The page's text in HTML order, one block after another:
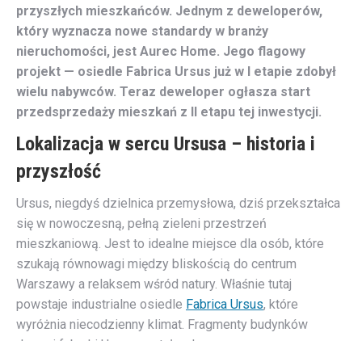
przyszłych mieszkańców. Jednym z deweloperów,
który wyznacza nowe standardy w branży
nieruchomości, jest Aurec Home. Jego flagowy
projekt — osiedle Fabrica Ursus już w I etapie zdobył
wielu nabywców. Teraz deweloper ogłasza start
przedsprzedaży mieszkań z II etapu tej inwestycji.
Lokalizacja w sercu Ursusa – historia i
przyszłość
Ursus, niegdyś dzielnica przemysłowa, dziś przekształca
się w nowoczesną, pełną zieleni przestrzeń
mieszkaniową. Jest to idealne miejsce dla osób, które
szukają równowagi między bliskością do centrum
Warszawy a relaksem wśród natury. Właśnie tutaj
powstaje industrialne osiedle Fabrica Ursus, które
wyróżnia niecodzienny klimat. Fragmenty budynków